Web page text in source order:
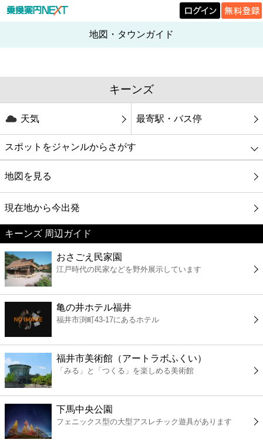
地図・タウンガイド
キーンズ
天気 最寄駅・バス停
スポットをジャンルからさがす
グルメ
映画
美容
コンビニ
薬局
スーパー
エンタメ
レジャー
書店
地図を見る
現在地から今出発
キーンズ 周辺ガイド
おさごえ民家園
江戸時代の民家などを野外展示しています
亀の井ホテル福井
福井市渕町43-17にあるホテル
福井市美術館（アートラボふくい）
「みる」と「つくる」を楽しめる美術館
下馬中央公園
フェニックス型の大型アスレチック遊具があります